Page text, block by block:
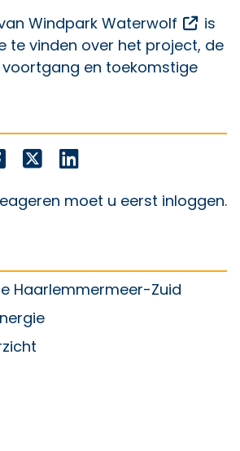
Windpark Waterwolf
is
te vinden over het project, de
en toekomstige
Deel dit bericht op Facebook
Deel dit bericht op X
moet u eerst inloggen.
Haarlemmermeer-Zuid